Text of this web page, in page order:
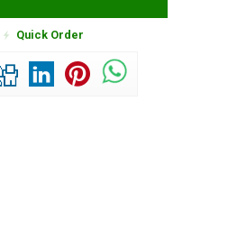
Quick Order